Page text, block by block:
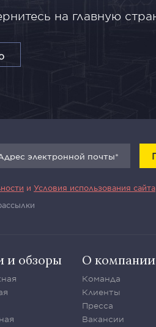
на главную
и Условия использования сайта
и обзоры О компании
Команда
Клиенты
Пресса
Вакансии